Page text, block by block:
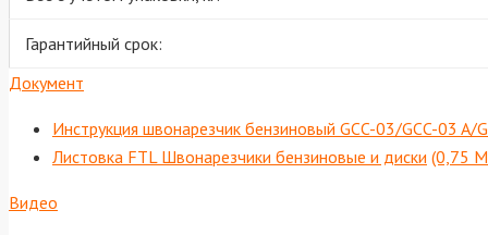
Гарантийный срок:
Документ
Инструкция швонарезчик бензиновый GCC-03/GCC-03 A/
Листовка FTL Швонарезчики бензиновые и диски (0,75
Видео